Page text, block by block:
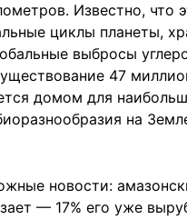
Известно, что
циклы планеты,
выбросы
47
домом для
на
новости:
— 17% его уже